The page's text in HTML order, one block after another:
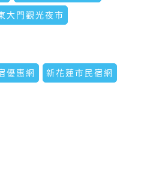
大門觀光夜市
優惠網 新花蓮市民宿網